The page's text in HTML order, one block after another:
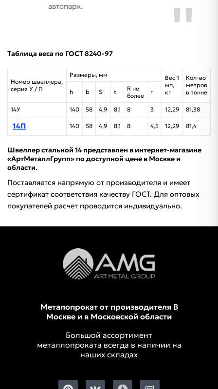
автопарк.
Таблица веса по ГОСТ 8240-97
Номер швеллера,
серия У / П
Размеры, мм
Вес 1
мп,
кг
Кол-во
метров
в тонне
h b S t
R не
более
r
14У 140 58 4,9 8,1 8 3 12,29 81,38
14П 140 58 4,9 8,1 8 4,5 12,29 81,4
Швеллер стальной 14 представлен в интернет-магазине
«АртМеталлГрупп» по доступной цене в Москве и
области.
Поставляется напрямую от производителя и имеет
сертификат соответствия качеству ГОСТ. Для оптовых
покупателей расчет проводится индивидуально.
Металопрокат от производителя В
Москве и в Московской области
Большой ассортимент
металлопроката всегда в наличии на
наших складах